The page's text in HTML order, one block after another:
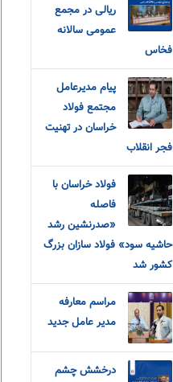
ریالی در مجمع
عمومی سالانه
فخاس
پیام مدیرعامل
مجتمع فولاد
خراسان در تهنیت
فجر انقلاب
فولاد خراسان با
فاصله
«صدرنشین رشد
حاشیه سود» فولاد سازان بزرگ
کشور شد
مراسم معارفه
مدیر عامل جدید
درخشش چشم